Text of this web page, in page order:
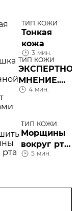
ТИП КОЖИ
Тонкая
кожа
3 мин.
ТИП КОЖИ
ЭКСПЕРТНОЕ
МНЕНИЕ.
Микробиом
4 мин.
ТИП КОЖИ
Морщины
вокруг рта:
как от них
5 мин.